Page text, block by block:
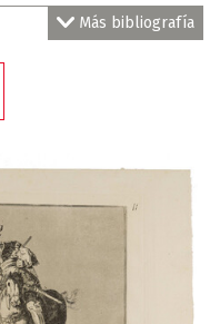
y dibujos no
1954, n. 161-163
Catalogue
La Tauromaquia. Real
1967
graveur illustré (XIXe et
Capo Press, Nueva York,
Vida y obra de Francisco
pinturas, dibujos y
Más bibliografía